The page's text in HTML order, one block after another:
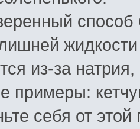
способ
жидкости
из-за натрия,
примеры:
себя от этой